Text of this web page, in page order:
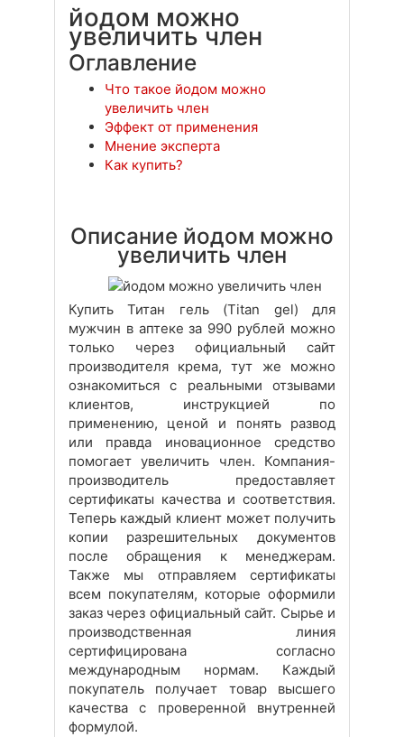
йодом можно
увеличить член
Оглавление
Что такое йодом можно
увеличить член
Эффект от применения
Мнение эксперта
Как купить?
Описание йодом можно
увеличить член
Купить Титан гель (Titan gel) для
мужчин в аптеке за 990 рублей можно
только через официальный сайт
производителя крема, тут же можно
ознакомиться с реальными отзывами
клиентов, инструкцией по
применению, ценой и понять развод
или правда иновационное средство
помогает увеличить член. Компания-
производитель предоставляет
сертификаты качества и соответствия.
Теперь каждый клиент может получить
копии разрешительных документов
после обращения к менеджерам.
Также мы отправляем сертификаты
всем покупателям, которые оформили
заказ через официальный сайт. Сырье и
производственная линия
сертифицирована согласно
международным нормам. Каждый
покупатель получает товар высшего
качества с проверенной внутренней
формулой.